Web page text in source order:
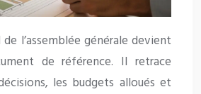
l’assemblée générale devient
de référence. Il retrace
les budgets alloués et